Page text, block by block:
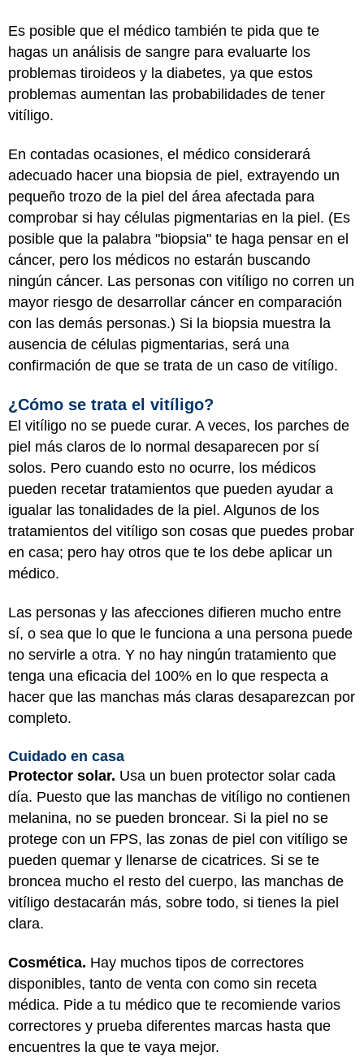
Es posible que el médico también te pida que te
hagas un análisis de sangre para evaluarte los
problemas tiroideos y la diabetes, ya que estos
problemas aumentan las probabilidades de tener
vitíligo.
En contadas ocasiones, el médico considerará
adecuado hacer una biopsia de piel, extrayendo un
pequeño trozo de la piel del área afectada para
comprobar si hay células pigmentarias en la piel. (Es
posible que la palabra "biopsia" te haga pensar en el
cáncer, pero los médicos no estarán buscando
ningún cáncer. Las personas con vitíligo no corren un
mayor riesgo de desarrollar cáncer en comparación
con las demás personas.) Si la biopsia muestra la
ausencia de células pigmentarias, será una
confirmación de que se trata de un caso de vitíligo.
¿Cómo se trata el vitíligo?
El vitíligo no se puede curar. A veces, los parches de
piel más claros de lo normal desaparecen por sí
solos. Pero cuando esto no ocurre, los médicos
pueden recetar tratamientos que pueden ayudar a
igualar las tonalidades de la piel. Algunos de los
tratamientos del vitíligo son cosas que puedes probar
en casa; pero hay otros que te los debe aplicar un
médico.
Las personas y las afecciones difieren mucho entre
sí, o sea que lo que le funciona a una persona puede
no servirle a otra. Y no hay ningún tratamiento que
tenga una eficacia del 100% en lo que respecta a
hacer que las manchas más claras desaparezcan por
completo.
Cuidado en casa
Protector solar. Usa un buen protector solar cada
día. Puesto que las manchas de vitíligo no contienen
melanina, no se pueden broncear. Si la piel no se
protege con un FPS, las zonas de piel con vitíligo se
pueden quemar y llenarse de cicatrices. Si se te
broncea mucho el resto del cuerpo, las manchas de
vitíligo destacarán más, sobre todo, si tienes la piel
clara.
Cosmética. Hay muchos tipos de correctores
disponibles, tanto de venta con como sin receta
médica. Pide a tu médico que te recomiende varios
correctores y prueba diferentes marcas hasta que
encuentres la que te vaya mejor.